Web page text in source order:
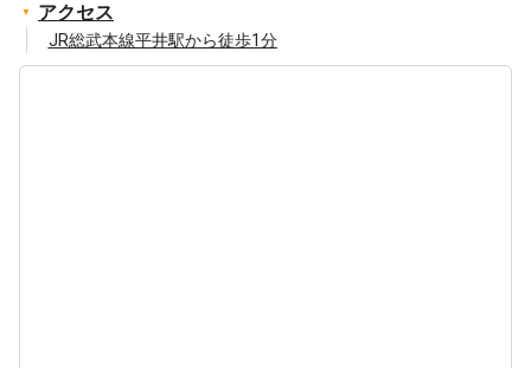
アクセス
JR総武本線平井駅から徒歩1分